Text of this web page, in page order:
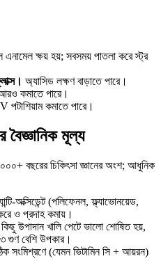
এনামেল ক্ষয় হয়; সবসময় পাতলা করে স্ট্র
অ্যাসিড লক্ষণ বাড়াতে পারে।
কমাতে পারে।
পটাশিয়াম কমাতে পারে।
বৈজ্ঞানিক মূল্য
বছরের চিকিৎসা জ্ঞানের অংশ; আধুনিক
অক্সিডেন্ট (পলিফেনল, ফ্ল্যাভোনয়েড,
ও প্রদাহ কমায়।
কিছু উপাদান খালি পেটে ভালো শোষিত হয়,
৩ গুণ বেশি উপকার।
সংমিশ্রণে (যেমন ভিটামিন সি + আয়রন)